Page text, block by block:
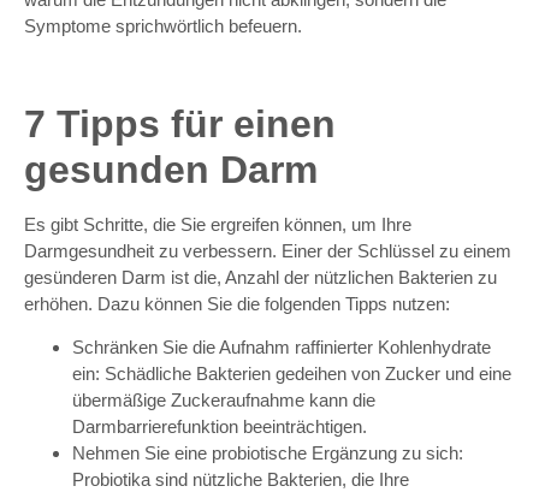
Symptome sprichwörtlich befeuern.
7 Tipps für einen
gesunden Darm
Es gibt Schritte, die Sie ergreifen können, um Ihre
Darmgesundheit zu verbessern. Einer der Schlüssel zu einem
gesünderen Darm ist die, Anzahl der nützlichen Bakterien zu
erhöhen. Dazu können Sie die folgenden Tipps nutzen:
Schränken Sie die Aufnahm raffinierter Kohlenhydrate
ein: Schädliche Bakterien gedeihen von Zucker und eine
übermäßige Zuckeraufnahme kann die
Darmbarrierefunktion beeinträchtigen.
Nehmen Sie eine probiotische Ergänzung zu sich:
Probiotika sind nützliche Bakterien, die Ihre